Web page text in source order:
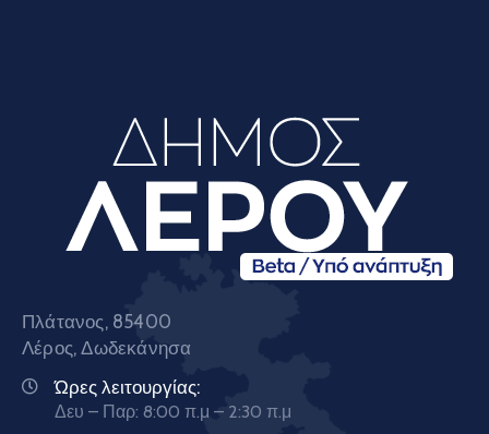
Πλάτανος, 85400
Λέρος, Δωδεκάνησα
Ώρες λειτουργίας:
Δευ – Παρ: 8:00 π.μ – 2:30 π.μ